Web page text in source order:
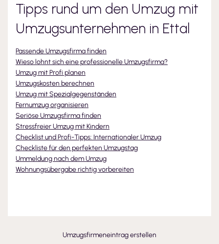
Tipps rund um den Umzug mit
Umzugsunternehmen in Ettal
Passende Umzugsfirma finden
Wieso lohnt sich eine professionelle Umzugsfirma?
Umzug mit Profi planen
Umzugskosten berechnen
Umzug mit Spezialgegenständen
Fernumzug organisieren
Seriöse Umzugsfirma finden
Stressfreier Umzug mit Kindern
Checklist und Profi-Tipps: Internationaler Umzug
Checkliste für den perfekten Umzugstag
Ummeldung nach dem Umzug
Wohnungsübergabe richtig vorbereiten
Umzugsfirmeneintrag erstellen